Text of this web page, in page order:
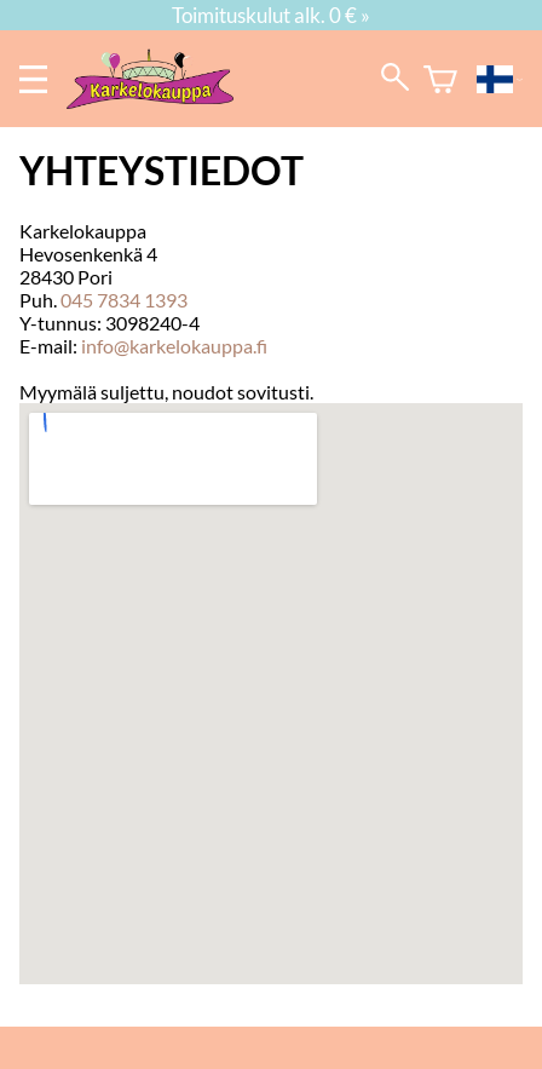
Toimituskulut alk. 0 € »
YHTEYSTIEDOT
Karkelokauppa
Hevosenkenkä 4
28430 Pori
Puh.045 7834 1393
Y-tunnus: 3098240-4
E-mail: info@karkelokauppa.fi
Myymälä suljettu, noudot sovitusti.